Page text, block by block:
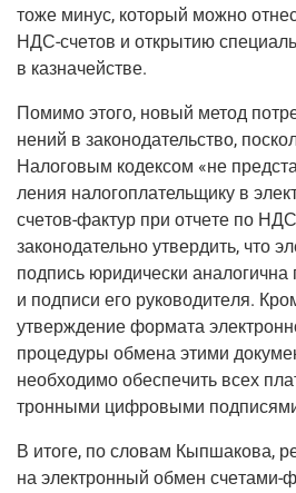
тоже минус, кото­рый мож­но
НДС-сче­тов и откры­тию
в казначействе.
Поми­мо это­го, новый метод
не­ний в зако­но­да­тель­ство,
Нало­го­вым кодек­сом «не
ле­ния нало­го­пла­тель­щи­ку в
сче­тов-фак­тур при отче­те по
зако­но­да­тель­но утвер­дить, что
под­пись юри­ди­че­ски ана­ло­гич­на
и под­пи­си его руко­во­ди­те­ля.
утвер­жде­ние фор­ма­та
про­це­ду­ры обме­на эти­ми
необ­хо­ди­мо обес­пе­чить всех
трон­ны­ми циф­ро­вы­ми
В ито­ге, по сло­вам Кып­ша­ко­ва,
на элек­трон­ный обмен сче­та­ми-